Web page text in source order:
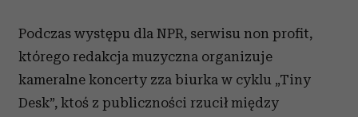
Podczas występu dla NPR, serwisu non profit,
którego redakcja muzyczna organizuje
kameralne koncerty zza biurka w cyklu „Tiny
Desk”, ktoś z publiczności rzucił między